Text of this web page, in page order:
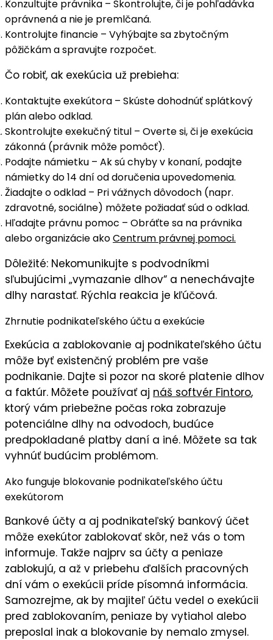
Konzultujte právnika – Skontrolujte, či je pohľadávka
oprávnená a nie je premlčaná.
Kontrolujte financie – Vyhýbajte sa zbytočným
pôžičkám a spravujte rozpočet.
Čo robiť, ak exekúcia už prebieha:
Kontaktujte exekútora – Skúste dohodnúť splátkový
plán alebo odklad.
Skontrolujte exekučný titul – Overte si, či je exekúcia
zákonná (právnik môže pomôcť).
Podajte námietku – Ak sú chyby v konaní, podajte
námietky do 14 dní od doručenia upovedomenia.
Žiadajte o odklad – Pri vážnych dôvodoch (napr.
zdravotné, sociálne) môžete požiadať súd o odklad.
Hľadajte právnu pomoc – Obráťte sa na právnika
alebo organizácie akoCentrum právnej pomoci.
Dôležité: Nekomunikujte s podvodníkmi
sľubujúcimi „vymazanie dlhov“ a nenechávajte
dlhy narastať. Rýchla reakcia je kľúčová.
Zhrnutie podnikateľského účtu a exekúcie
Exekúcia a zablokovanie aj podnikateľského účtu
môže byť existenčný problém pre vaše
podnikanie. Dajte si pozor na skoré platenie dlhov
a faktúr. Môžete používať aj náš softvér Fintoro,
ktorý vám priebežne počas roka zobrazuje
potenciálne dlhy na odvodoch, budúce
predpokladané platby daní a iné. Môžete sa tak
vyhnúť budúcim problémom.
Ako funguje blokovanie podnikateľského účtu
exekútorom
Bankové účty a aj podnikateľský bankový účet
môže exekútor zablokovať skôr, než vás o tom
informuje. Takže najprv sa účty a peniaze
zablokujú, a až v priebehu ďalších pracovných
dní vám o exekúcii príde písomná informácia.
Samozrejme, ak by majiteľ účtu vedel o exekúcii
pred zablokovaním, peniaze by vytiahol alebo
preposlal inak a blokovanie by nemalo zmysel.